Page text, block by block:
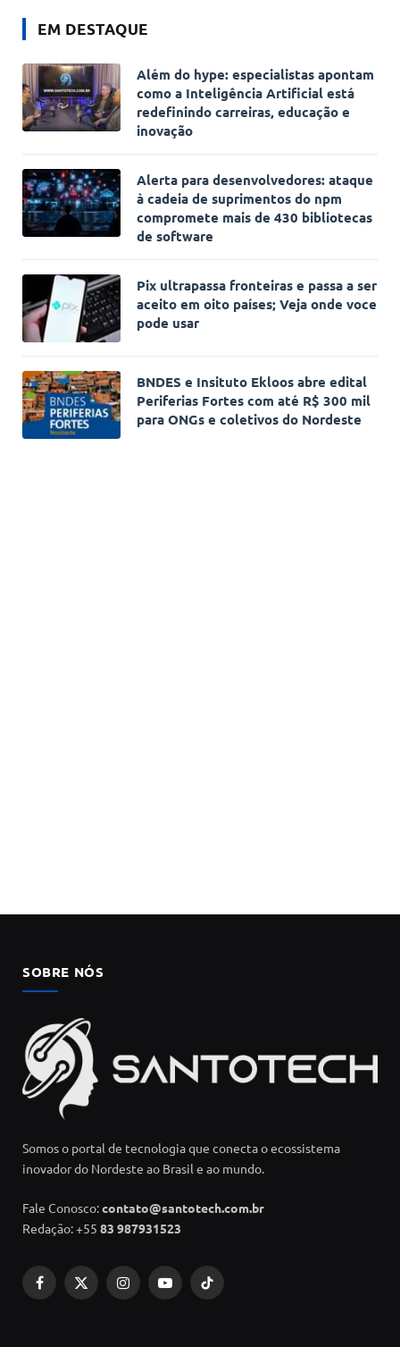
EM DESTAQUE
Além do hype: especialistas apontam
como a Inteligência Artificial está
redefinindo carreiras, educação e
inovação
Alerta para desenvolvedores: ataque
à cadeia de suprimentos do npm
compromete mais de 430 bibliotecas
de software
Pix ultrapassa fronteiras e passa a ser
aceito em oito países; Veja onde voce
pode usar
BNDES e Insituto Ekloos abre edital
Periferias Fortes com até R$ 300 mil
para ONGs e coletivos do Nordeste
SOBRE NÓS
Somos o portal de tecnologia que conecta o ecossistema
inovador do Nordeste ao Brasil e ao mundo.
Fale Conosco:contato@santotech.com.br
Redação: +55 83 987931523
Facebook
X
InstagramYouTubeTikTok